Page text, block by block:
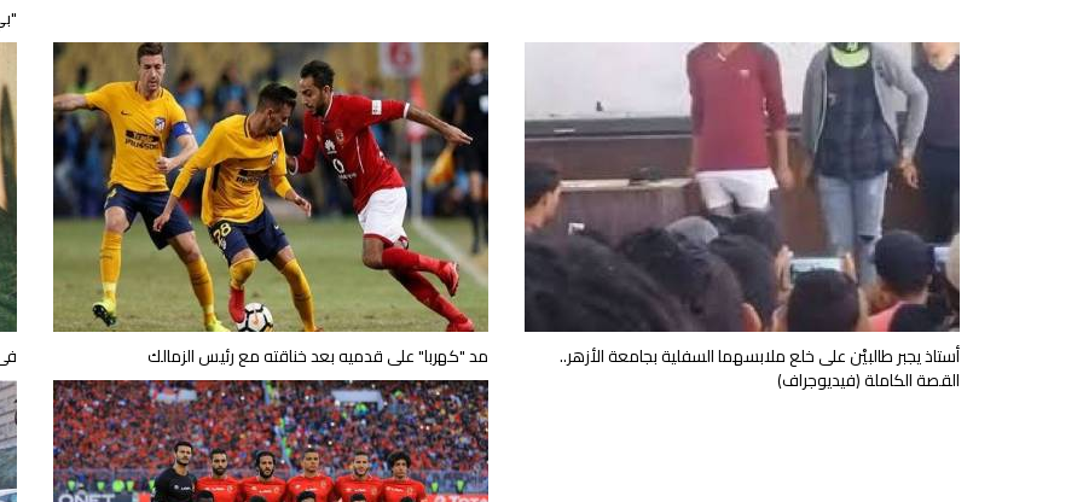
أستاذ يجبر طالبيْن على خلع ملابسهما السفلية بجامعة الأزهر..
القصة الكاملة (فيديوجراف)
مد "كهربا" على قدميه بعد خناقته مع رئيس الزمالك